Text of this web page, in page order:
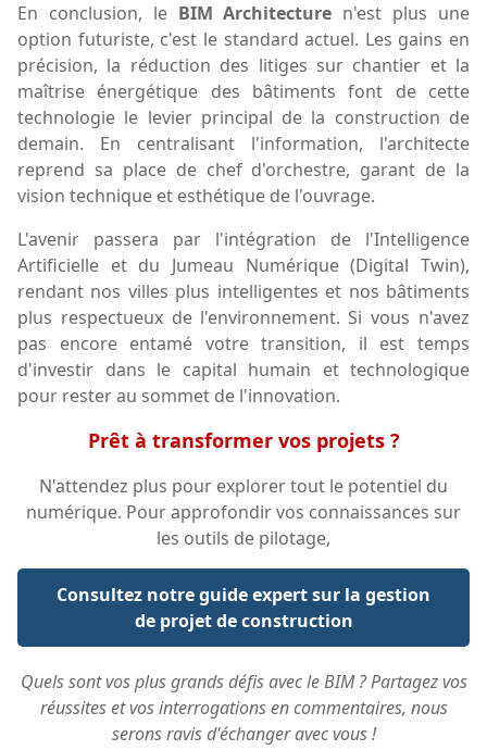
En conclusion, le BIM Architecture n'est plus une
option futuriste, c'est le standard actuel. Les gains en
précision, la réduction des litiges sur chantier et la
maîtrise énergétique des bâtiments font de cette
technologie le levier principal de la construction de
demain. En centralisant l'information, l'architecte
reprend sa place de chef d'orchestre, garant de la
vision technique et esthétique de l'ouvrage.
L'avenir passera par l'intégration de l'Intelligence
Artificielle et du Jumeau Numérique (Digital Twin),
rendant nos villes plus intelligentes et nos bâtiments
plus respectueux de l'environnement. Si vous n'avez
pas encore entamé votre transition, il est temps
d'investir dans le capital humain et technologique
pour rester au sommet de l'innovation.
Prêt à transformer vos projets ?
N'attendez plus pour explorer tout le potentiel du
numérique. Pour approfondir vos connaissances sur
les outils de pilotage,
Consultez notre guide expert sur la gestion
de projet de construction
Quels sont vos plus grands défis avec le BIM ? Partagez vos
réussites et vos interrogations en commentaires, nous
serons ravis d'échanger avec vous !